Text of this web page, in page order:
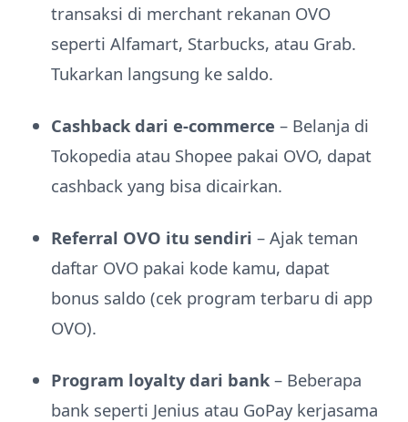
transaksi di merchant rekanan OVO
seperti Alfamart, Starbucks, atau Grab.
Tukarkan langsung ke saldo.
Cashback dari e-commerce – Belanja di
Tokopedia atau Shopee pakai OVO, dapat
cashback yang bisa dicairkan.
Referral OVO itu sendiri – Ajak teman
daftar OVO pakai kode kamu, dapat
bonus saldo (cek program terbaru di app
OVO).
Program loyalty dari bank – Beberapa
bank seperti Jenius atau GoPay kerjasama